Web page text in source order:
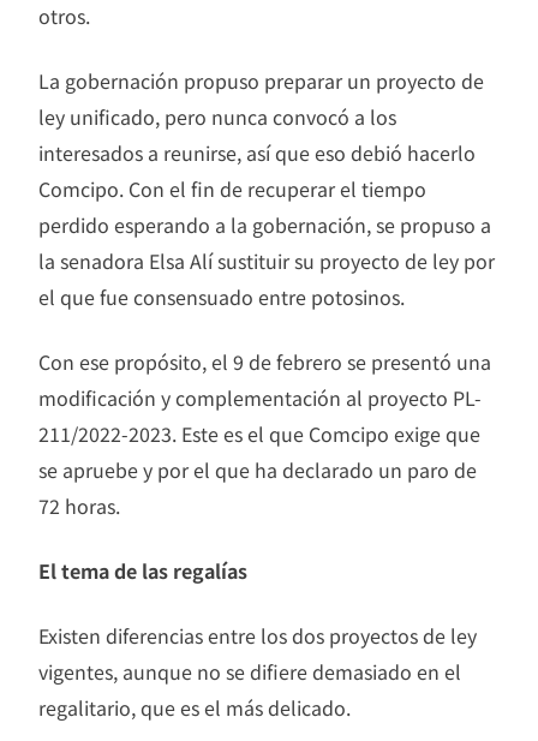
otros.
La gobernación propuso preparar un proyecto de
ley unificado, pero nunca convocó a los
interesados a reunirse, así que eso debió hacerlo
Comcipo. Con el fin de recuperar el tiempo
perdido esperando a la gobernación, se propuso a
la senadora Elsa Alí sustituir su proyecto de ley por
el que fue consensuado entre potosinos.
Con ese propósito, el 9 de febrero se presentó una
modificación y complementación al proyecto PL-
211/2022-2023. Este es el que Comcipo exige que
se apruebe y por el que ha declarado un paro de
72 horas.
El tema de las regalías
Existen diferencias entre los dos proyectos de ley
vigentes, aunque no se difiere demasiado en el
regalitario, que es el más delicado.